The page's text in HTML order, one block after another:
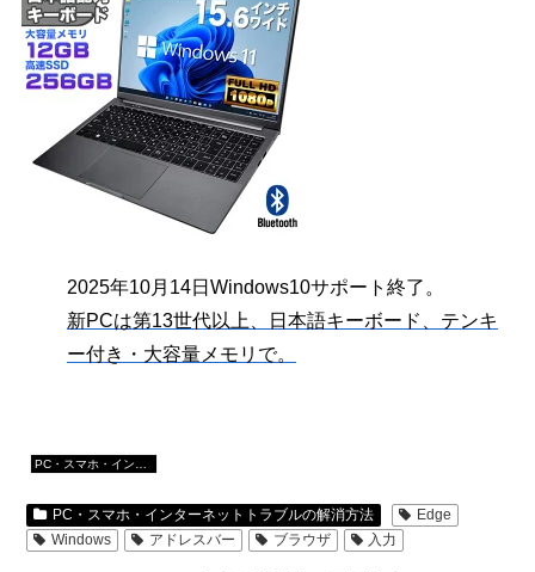
2025年10月14日Windows10サポート終了。
新PCは第13世代以上、日本語キーボード、テンキ
ー付き・大容量メモリで。
PC・スマホ・インターネットトラブルの解消方法
Edge
Windows
アドレスバー ブラウザ 入力